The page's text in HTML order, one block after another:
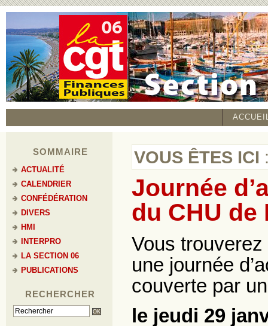
SOMMAIRE
ACTUALITÉ
CALENDRIER
CONFÉDÉRATION
DIVERS
HMI
INTERPRO
LA SECTION 06
PUBLICATIONS
RECHERCHER
VOUS ÊTES ICI
Journée
du CHU de
Vous
une journée
couverte par
le jeudi 29